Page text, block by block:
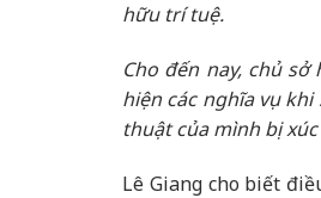
hữu trí tuệ.
Cho đến nay, chủ
hiện các nghĩa vụ
thuật của mình bị
Lê Giang cho biết